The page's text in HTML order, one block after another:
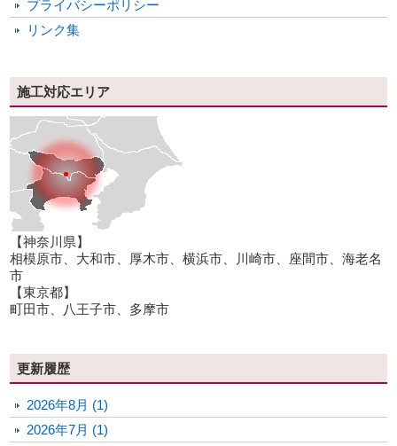
プライバシーポリシー
リンク集
施工対応エリア
【神奈川県】
相模原市、大和市、厚木市、横浜市、川崎市、座間市、海老名
市
【東京都】
町田市、八王子市、多摩市
更新履歴
2026年8月 (1)
2026年7月 (1)